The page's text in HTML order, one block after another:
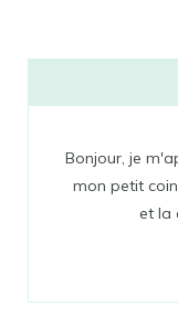
Bonjour, je
mon petit
et la